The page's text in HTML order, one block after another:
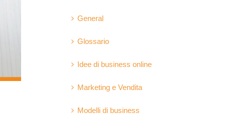
General
Glossario
Idee di business online
Marketing e Vendita
Modelli di business